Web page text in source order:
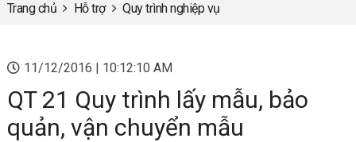
Trang chủ Hỗ trợ Quy trình nghiệp vụ
11/12/2016 | 10:12:10 AM
QT 21 Quy trình lấy mẫu, bảo
quản, vận chuyển mẫu